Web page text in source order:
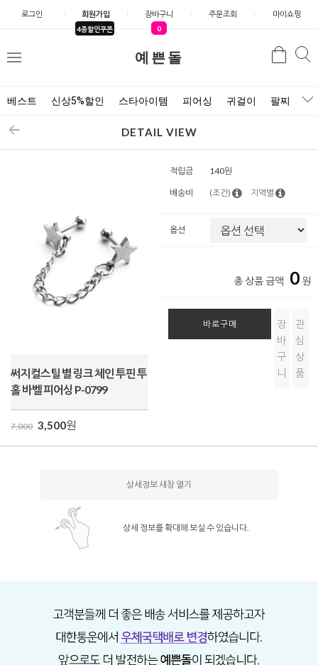
로그인 회원가입
4종할인쿠폰
장바구니
0
주문조회 마이쇼핑
예쁜돌
메
검색
베스트 신상5%할인 스타아이템 피어싱 귀걸이 팔찌 목
DETAIL VIEW
써지컬스틸 별 링크 체인 투핀 투
홀 바벨 피어싱 P-0799
7,000 3,500원
적립금 140원
배송비 (조건) 지역별
옵션
총 상품 금액 0 원
바로구매
장
바
구
니
관
심
상
품
상세정보 새창 열기
상세 정보를 확대해 보실 수 있습니다.